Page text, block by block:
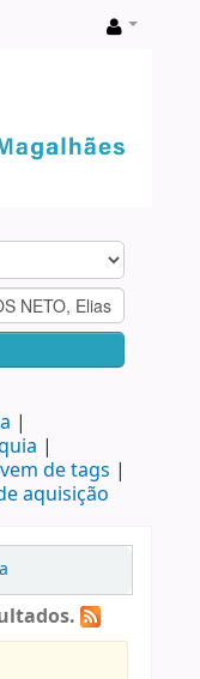
de tags
aquisição